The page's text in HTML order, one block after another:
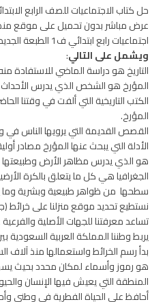
عرض مباشر بدون تحميل على موقع
اجتماعيات رابع ابتدائي ف1 الطبعة الجديدة ١٤٤٨
ويشمل على التالي:
التاريخ هو دراسة الماضي للاستفادة
المؤرخ هو الشخص الذي يدرس
الكتب التاريخية التي ألفت في وقتنا
المؤرخ.
القصص القديمة التي يرويها الناس في
الأدلة التي يبحث عنها المؤرخ مصادر
هو الذي يدرس مظاهر الأرض
الجغرافيا هي كل ما يتعلق بالكرة
سطحها من ظواهر طبيعية وبشرية وما
نستطيع تحديد موقع منزلنا على خرائط
تساعد معرفتنا للجهات الأصلية
يربط وطننا المملكة العربية السعودية
بدأ رسم الخرائط واستعمالها منذ آلاف
هو رموز وأسماء لمكان محدد بحيث
المنطقة التي يعيش فيها الإنسان
أحافظ على الحياة الفطرية في وطني